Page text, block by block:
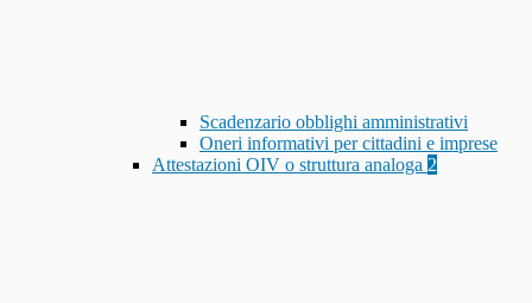
Scadenzario obblighi amministrativi
Oneri informativi per cittadini e imprese
Attestazioni OIV o struttura analoga 2